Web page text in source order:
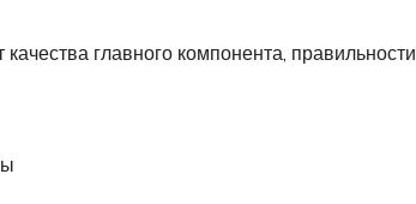
главного компонента, правильности